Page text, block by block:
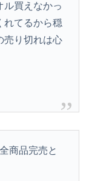
ル買えなかっ
てるから穏
売り切れは心
商品完売と